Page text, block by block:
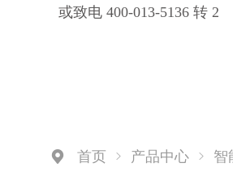
或致电 400-013-5136 转 2
首页 产品中心 智